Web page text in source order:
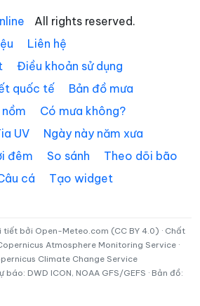
Xã Hoàn Lão
Xã Hướng Lập
Xã Khe Sanh
Xã Kim Ngân
Xã Lệ Ninh
Xã Nam Ba Đồn
Xã Nam Gianh
All rights reserved.
Liên hệ
Điều khoản sử dụng
quốc tế
Bản đồ mưa
Có mưa không?
UV
Ngày này năm xưa
đêm So sánh
Theo dõi bão
cá
Tạo widget
tiết bởi Open-Meteo.com (CC BY 4.0) · Chất
Atmosphere Monitoring Service ·
Climate Change Service
báo: DWD ICON, NOAA GFS/GEFS · Bản đồ: